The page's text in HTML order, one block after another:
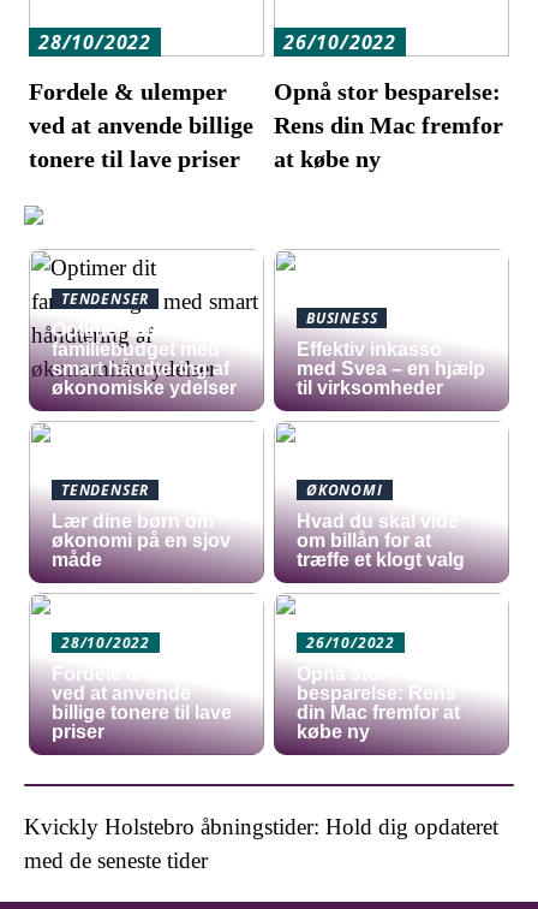
28/10/2022
Fordele & ulemper
ved at anvende billige
tonere til lave priser
26/10/2022
Opnå stor besparelse:
Rens din Mac fremfor
at købe ny
TENDENSER
Optimer dit
familiebudget med
smart håndtering af
økonomiske ydelser
BUSINESS
​Effektiv inkasso
med Svea – en hjælp
til virksomheder
TENDENSER
Lær dine børn om
økonomi på en sjov
måde
ØKONOMI
Hvad du skal vide
om billån for at
træffe et klogt valg
28/10/2022
Fordele & ulemper
ved at anvende
billige tonere til lave
priser
26/10/2022
Opnå stor
besparelse: Rens
din Mac fremfor at
købe ny
Kvickly Holstebro åbningstider: Hold dig opdateret
med de seneste tider